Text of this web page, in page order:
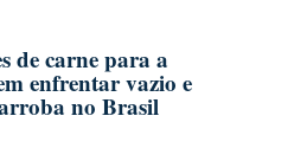
de carne para a
enfrentar vazio e
no Brasil